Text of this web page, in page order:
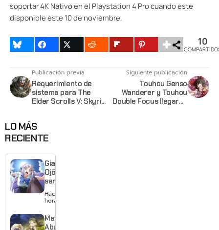
soportar 4K Nativo en el Playstation 4 Pro cuando este
disponible este 10 de noviembre.
10
Publicación previa
Requerimiento de
sistema para The
Elder Scrolls V: Skyrim
Siguiente publicación
Touhou Genso
Wanderer y Touhou
Double Focus llegarán
LO MÁS
RECIENTE
Giant
Ojō-
sama
revela
visual y
estreno
para
Hace 19
horas
Made in
Abyss: